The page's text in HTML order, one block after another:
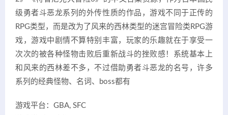
级勇者斗恶龙系列的外传性质的作品，游戏不同于正传的
RPG类型，而是改为了风来的西林类型的迷宫冒险类RPG游
戏，游戏中剧情不算特别丰富，玩家的乐趣就在于享受一
次次的被各种怪物击败后重新战斗的挫败感！系统基本上
和风来的西林差不多，不过借助勇者斗恶龙的名号，许多
系列的经典怪物、名词、boss都有
游戏平台：GBA, SFC